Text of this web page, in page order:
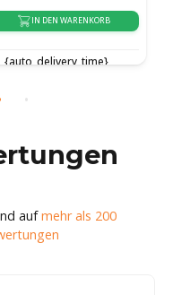
IN DEN WARENKORB
{auto_delivery_time}
aufmehr als 200